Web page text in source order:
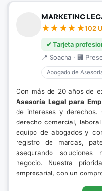
MARKETING
102
✔ Tarjeta
📍 Soacha · 🏢
Abogado de
Con más de 20 años de
Asesoría Legal para
de intereses y derechos.
derecho comercial,
equipo de abogados y
registro de marcas,
asegurando
negocio. Nuestra
empresarial, con un